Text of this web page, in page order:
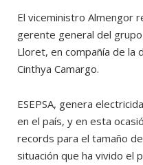
El viceministro Almengor
gerente general del
Lloret, en compañía de la
Cinthya Camargo.
ESEPSA, genera
en el país, y en esta
records para el tamaño
situación que ha vivido el